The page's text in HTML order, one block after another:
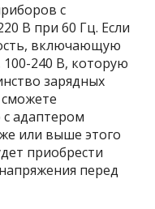
с
В при 60 Гц. Если
включающую
240 В, которую
зарядных
адаптером
или выше этого
приобрести
перед